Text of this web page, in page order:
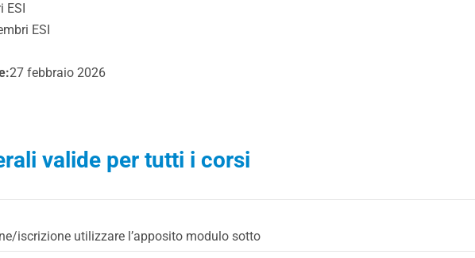
ESI
ESI
27 febbraio 2026
valide per tutti i corsi
iscrizione utilizzare l’apposito modulo sotto